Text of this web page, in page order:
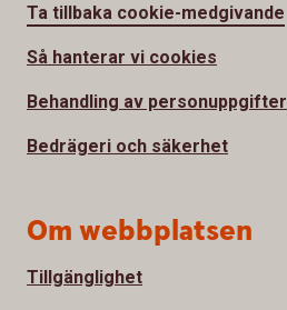
Ta tillbaka cookie-medgivande
Så hanterar vi cookies
Behandling av personuppgifter
Bedrägeri och säkerhet
Om webbplatsen
Tillgänglighet